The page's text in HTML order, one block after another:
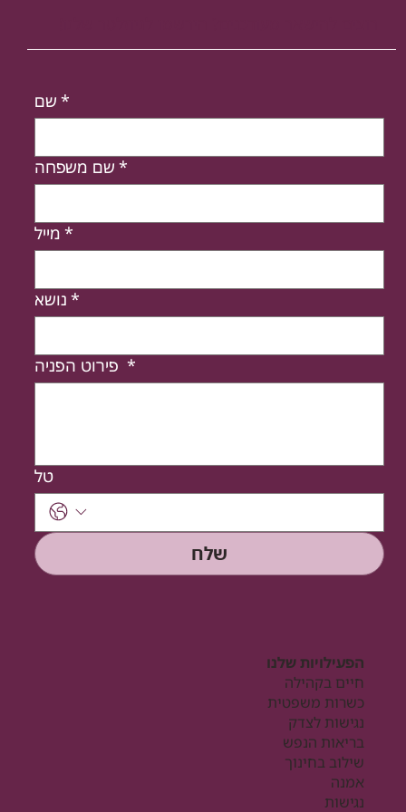
שם *
שם משפחה *
מייל *
נושא *
*
טל
שלח
הפעילויות שלנו
חיים בקהילה
כשרות משפטית
נגישות לצדק
בריאות הנפש
שילוב בחינוך
אמנה
נגישות